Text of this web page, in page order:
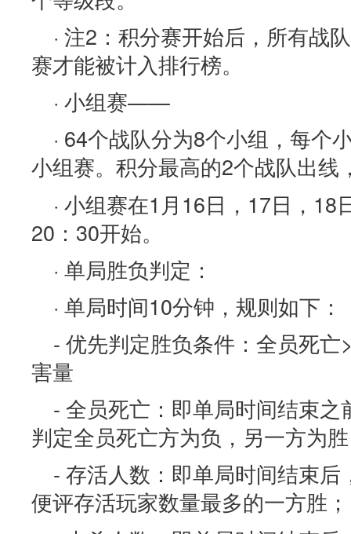
· 注2：积分赛开始后，所有战
赛才能被计入排行榜。
· 小组赛——
· 64个战队分为8个小组，每个
小组赛。积分最高的2个战队出线
· 小组赛在1月16日，17日，
20：30开始。
· 单局胜负判定：
· 单局时间10分钟，规则如下：
- 优先判定胜负条件：全员死
害量
- 全员死亡：即单局时间结束
判定全员死亡方为负，另一方为
- 存活人数：即单局时间结束
便评存活玩家数量最多的一方胜；